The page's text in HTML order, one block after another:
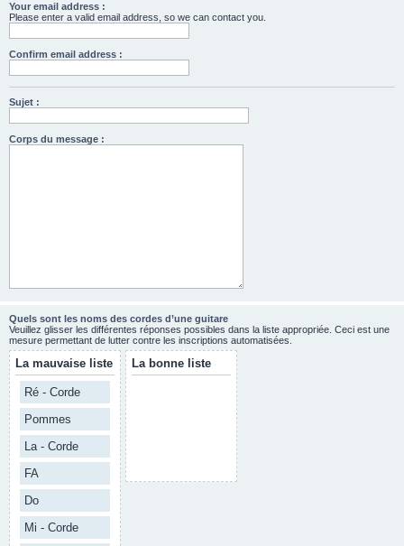
Your email address :
Please enter a valid email address, so we can contact you.
Confirm email address :
Sujet :
Corps du message :
Quels sont les noms des cordes d’une guitare
Veuillez glisser les différentes réponses possibles dans la liste appropriée. Ceci est une
mesure permettant de lutter contre les inscriptions automatisées.
La mauvaise liste
Ré - Corde
Pommes
La - Corde
FA
Do
Mi - Corde
La bonne liste